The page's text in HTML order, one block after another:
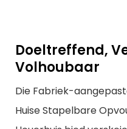
Doeltreffend,
Volhoubaar
Die Fabriek-
Huise Stapelbare